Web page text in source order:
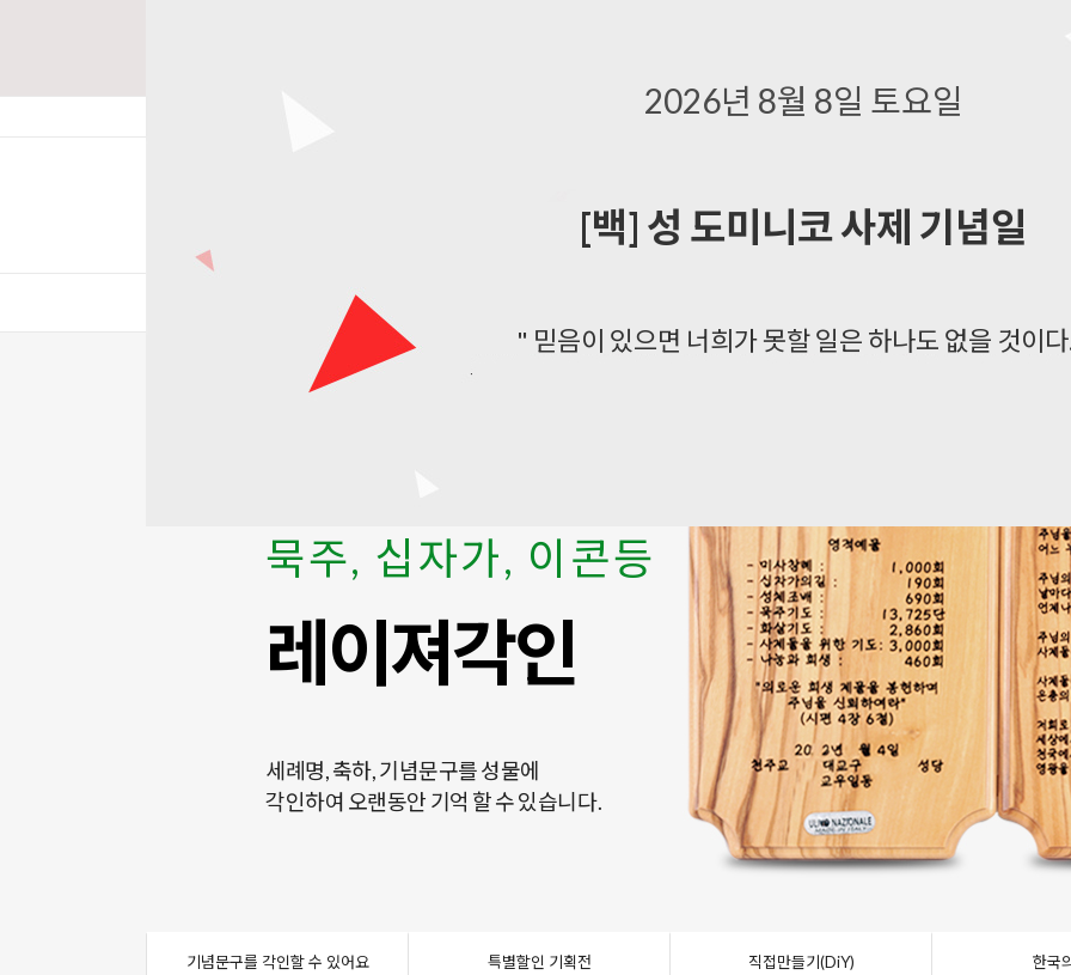
2026년 8월 8일 토요일
[백] 성 도미니코 사제 기념일
" 믿음이 있으면 너희가 못할 일은 하나도 없을 것이
복사용목걸이 묵주반지 주요성경책 차량용품
카테고리 전체보기
103위 / 124위
성인 및 복자
가정용, 성당용 액자, 이콘, 성상등
묵주, 십자가, 이콘등
레이져각인
세례명, 축하, 기념문구를 성물에
각인하여 오랜동안 기억 할 수 있습니다.
특별 기획전
다양한 품목
고객님의 성원에 감사하는 마음으로 진행합니다.
직접 만들어보는 재미가 있습니다.
묵주 직접만들기(DiY)
하나를 제작할 수 있는 모든 재료가 들어 있습니다.
성모상, 카드
한국의 美
한국인의 정서를 바탕으로 디자인 된 성물들을 모았습니다.
103위 / 124위
성인 및 복자
가정용, 성당용 액자, 이콘, 성상등
묵주, 십자가, 이콘등
레이져각인
세례명, 축하, 기념문구를 성물에
각인하여 오랜동안 기억 할 수 있습니다.
기념문구를 각인할 수 있어요 특별할인 기획전 직접만들기(DiY) 한국